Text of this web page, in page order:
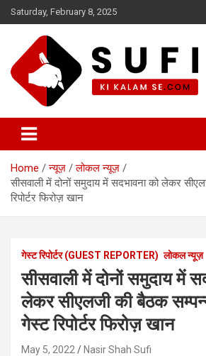
Skip
to
Saturday, February 8, 2025
सूफी की कलम से
Home न्यूज़
लोकल न्यूज़
सीसवाली में दोनों समुदाय में सदभावना को लेकर
रिपोर्टर फिरोज़ खान
गेस्ट रिपोर्टर (GUEST REPORTER) लोकल न्यूज़
सीसवाली में दोनों समुदाय में
लेकर सीएलजी की बैठक
गेस्ट रिपोर्टर फिरोज़ खान
May 5, 2022 Nasir Shah Sufi